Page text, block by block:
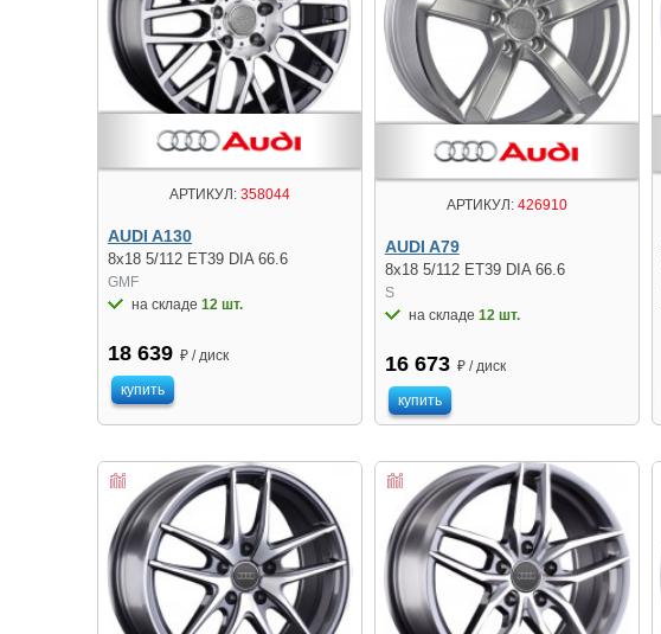
АРТИКУЛ:358044
AUDI A130
8x18 5/112 ET39 DIA 66.6
GMF
на складе 12 шт.
18 639 ₽ / диск
купить
АРТИКУЛ:426910
AUDI A79
8x18 5/112 ET39 DIA 66.6
S
на складе 12 шт.
16 673 ₽ / диск
купить